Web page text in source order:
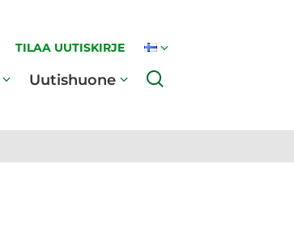
TILAA UUTISKIRJE
Uutishuone